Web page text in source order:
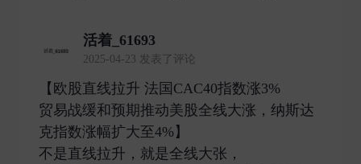
活着_61693
2025-04-23 发表了评论
【欧股直线拉升 法国CAC40指数涨3%
贸易战缓和预期推动美股全线大涨，纳斯达
克指数涨幅扩大至4%】
不是直线拉升，就是全线大张，